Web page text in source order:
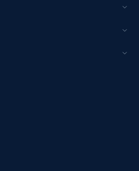
URLs
Reviews count, and